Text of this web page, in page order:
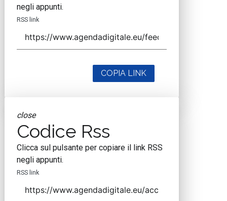
negli appunti.
RSS link
COPIA LINK
close
Codice Rss
Clicca sul pulsante per copiare il link RSS
negli appunti.
RSS link